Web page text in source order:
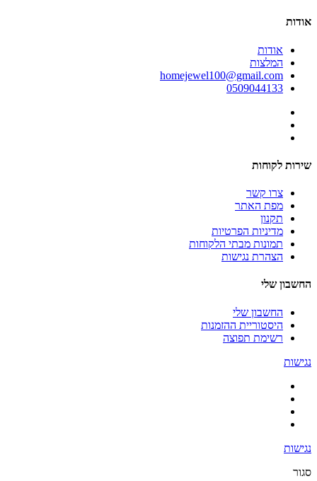
אודות
אודות
המלצות
homejewel100@gmail.com
0509044133
שירות לקוחות
צרו קשר
מפת האתר
תקנון
מדיניות הפרטיות
תמונות מבתי הלקוחות
הצהרת נגישות
החשבון שלי
החשבון שלי
היסטוריית ההזמנות
רשימת תפוצה
נגישות
נגישות
סגור